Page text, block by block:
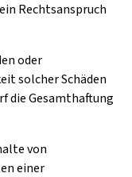
Rechtsanspruch
oder
solcher Schäden
die Gesamthaftung
von
einer